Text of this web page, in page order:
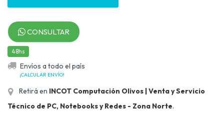
CONSULTAR
48hs
Envíos a todo el país
¡CALCULAR ENVÍO!
Retirá en INCOT Computación Olivos | Venta y Servicio
Técnico de PC, Notebooks y Redes - Zona Norte.